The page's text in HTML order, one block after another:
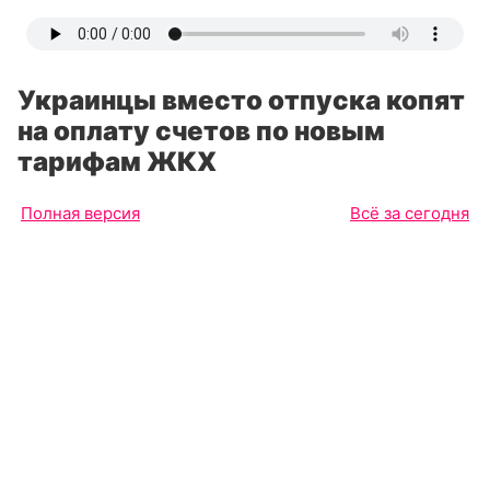
Украинцы вместо отпуска копят
на оплату счетов по новым
тарифам ЖКХ
Полная версия Всё за сегодня